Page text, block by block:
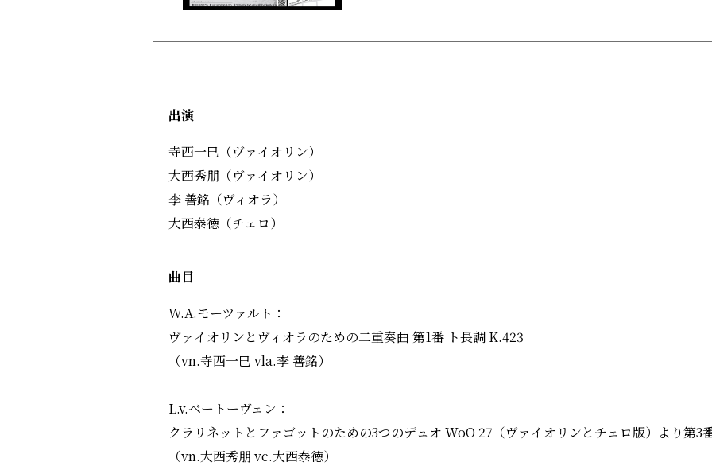
出演
寺西一巳（ヴァイオリン）
大西秀朋（ヴァイオリン）
李 善銘（ヴィオラ）
大西泰徳（チェロ）
曲目
W.A.モーツァルト：
ヴァイオリンとヴィオラのための二重奏曲 第1番 ト長調 K.423
（vn.寺西一巳 vla.李 善銘）
L.v.ベートーヴェン：
クラリネットとファゴットのための3つのデュオ WoO 27（ヴァイオリンとチェロ版）より第3
（vn.大西秀朋 vc.大西泰徳）